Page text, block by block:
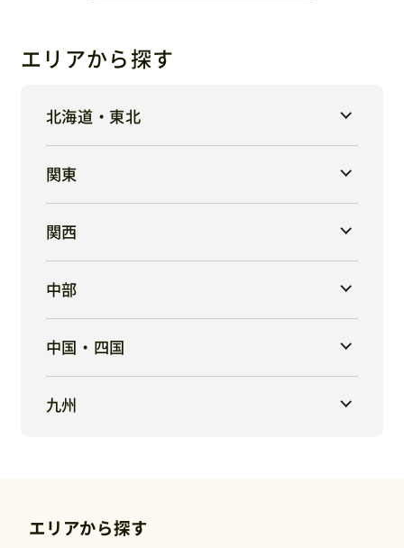
エリアから探す
北海道・東北
関東
関西
中部
中国・四国
九州
エリアから探す